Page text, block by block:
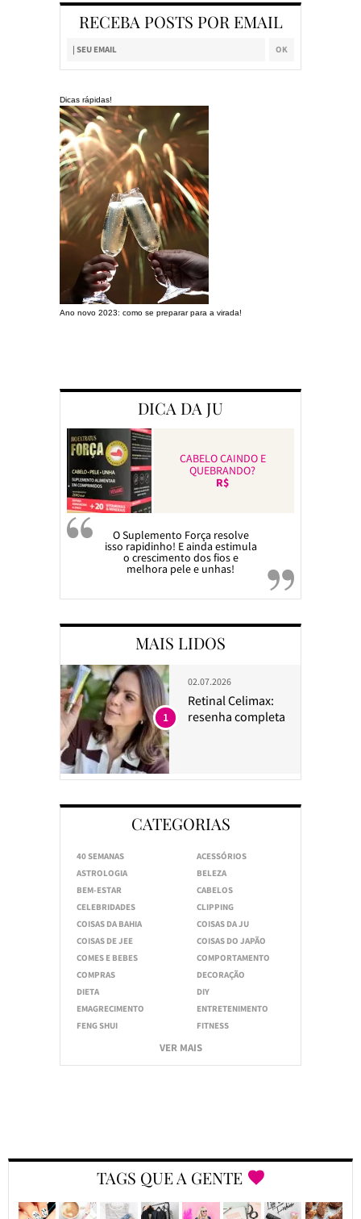
RECEBA POSTS POR EMAIL
Dicas rápidas!
Ano novo 2023: como se preparar para a virada!
DICA DA JU
CABELO CAINDO E
QUEBRANDO?
R$
O Suplemento Força resolve
isso rapidinho! E ainda estimula
o crescimento dos fios e
melhora pele e unhas!
MAIS LIDOS
02.07.2026
Retinal Celimax:
resenha completa
1
CATEGORIAS
40 SEMANAS
ACESSÓRIOS
ASTROLOGIA
BELEZA
BEM-ESTAR
CABELOS
CELEBRIDADES
CLIPPING
COISAS DA BAHIA
COISAS DA JU
COISAS DE JEE
COISAS DO JAPÃO
COMES E BEBES
COMPORTAMENTO
COMPRAS
DECORAÇÃO
DIETA
DIY
EMAGRECIMENTO
ENTRETENIMENTO
FENG SHUI
FITNESS
VER MAIS
TAGS QUE A GENTE